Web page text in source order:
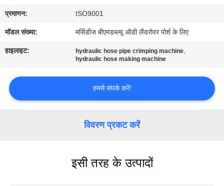
गुणवत्ता
नियंत्रण
करें
प्रमाणन: ISO9001
मॉडल संख्या: मर्सिडीज बीएमडब्ल्यू ऑडी लैंडरोवर पोर्श के लिए
हाइलाइट: hydraulic hose pipe crimping machine,
hydraulic hose making machine
हमसे संपर्क करें!
विवरण प्रकट करें
इसी तरह के उत्पादों